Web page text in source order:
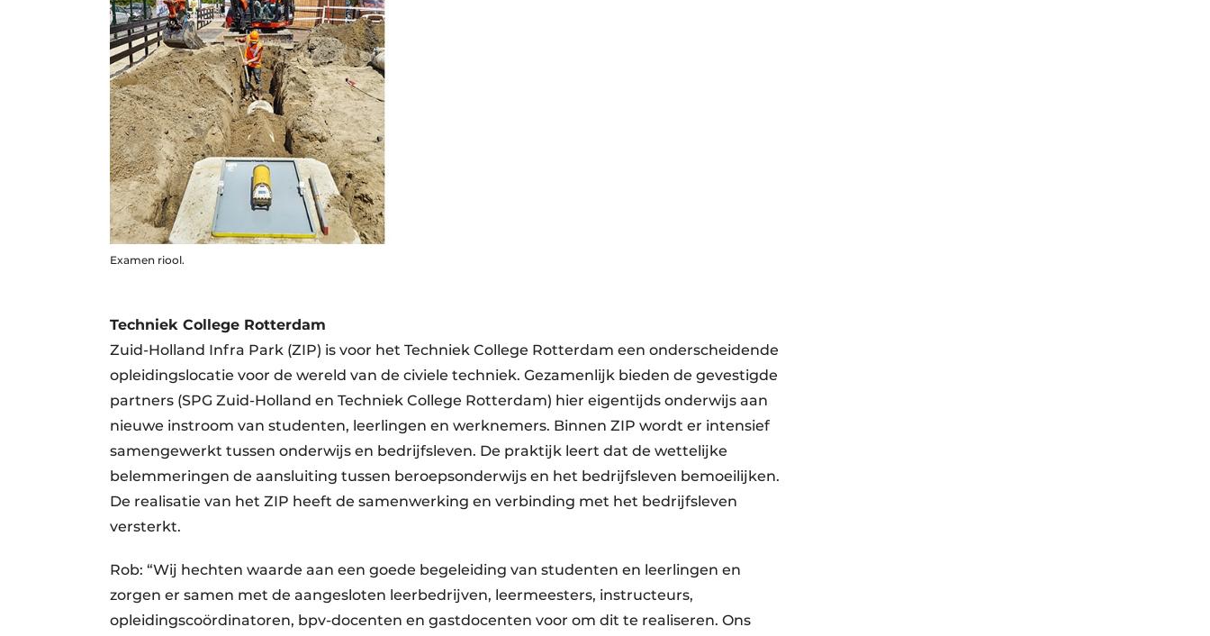
Examen riool.
Techniek College Rotterdam
Zuid-Holland Infra Park (ZIP) is voor het Techniek College Rotterdam een onderscheidende
opleidingslocatie voor de wereld van de civiele techniek. Gezamenlijk bieden de gevestigde
partners (SPG Zuid-Holland en Techniek College Rotterdam) hier eigentijds onderwijs aan
nieuwe instroom van studenten, leerlingen en werknemers. Binnen ZIP wordt er intensief
samengewerkt tussen onderwijs en bedrijfsleven. De praktijk leert dat de wettelijke
belemmeringen de aansluiting tussen beroepsonderwijs en het bedrijfsleven bemoeilijken.
De realisatie van het ZIP heeft de samenwerking en verbinding met het bedrijfsleven
versterkt.
Rob: “Wij hechten waarde aan een goede begeleiding van studenten en leerlingen en
zorgen er samen met de aangesloten leerbedrijven, leermeesters, instructeurs,
opleidingscoördinatoren, bpv-docenten en gastdocenten voor om dit te realiseren. Ons